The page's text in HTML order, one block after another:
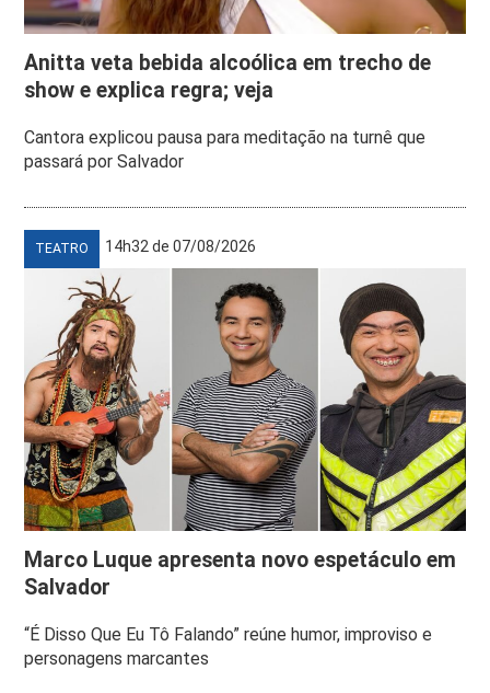
Anitta veta bebida alcoólica em trecho de
show e explica regra; veja
Cantora explicou pausa para meditação na turnê que
passará por Salvador
TEATRO 14h32 de 07/08/2026
Marco Luque apresenta novo espetáculo em
Salvador
“É Disso Que Eu Tô Falando” reúne humor, improviso e
personagens marcantes